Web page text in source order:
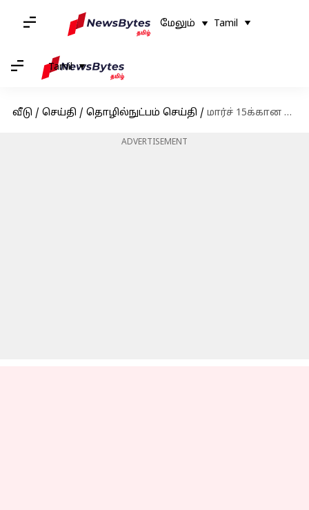
மேலும் Tamil
Tamil
வீடு / செய்தி / தொழில்நுட்பம் செய்தி / மார்ச் 15க்கான Free Fire MAX இலவச குறியீடுகள்: பெறுவதற்கான வழிமுறைகள்
ADVERTISEMENT